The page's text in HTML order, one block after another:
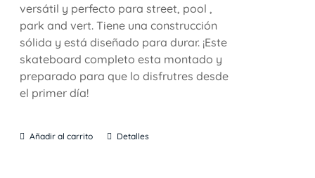
versátil y perfecto para street, pool ,
park and vert. Tiene una construcción
sólida y está diseñado para durar. ¡Este
skateboard completo esta montado y
preparado para que lo disfrutres desde
el primer día!
Añadir al carrito Detalles